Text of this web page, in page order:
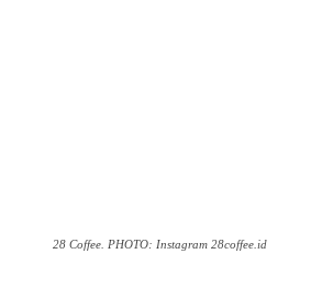
28 Coffee. PHOTO: Instagram 28coffee.id